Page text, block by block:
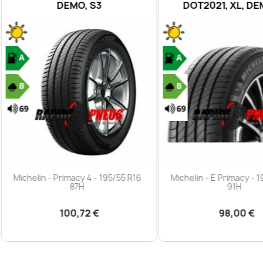
DEMO, S3
Aperçu rapide
- Primacy 4 - 195/55 R16
100,72 €
DOT2021, XL, DEMO, S1
Aperçu rapide
Michelin - E Primacy - 195/55
98,00 €